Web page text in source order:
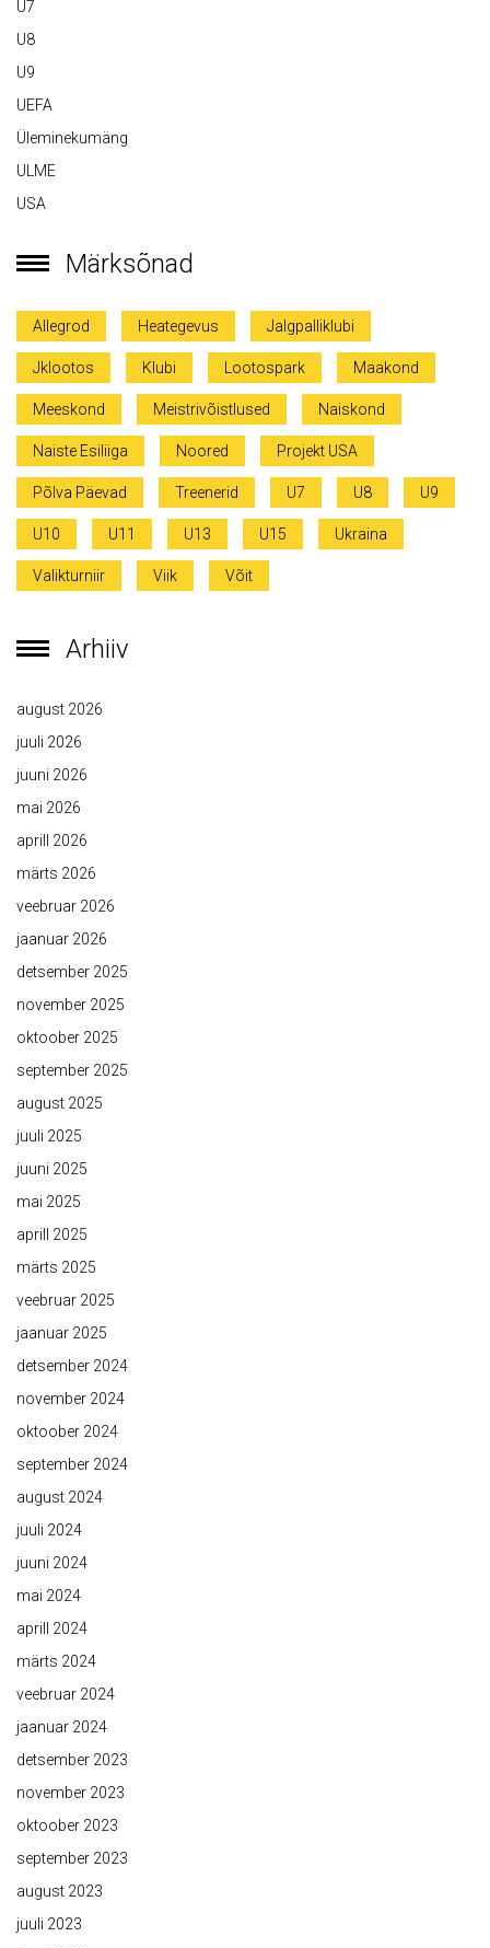
U7
U8
U9
UEFA
Üleminekumäng
ULME
USA
Märksõnad
Allegrod Heategevus Jalgpalliklubi
Jklootos Klubi Lootospark Maakond
Meeskond Meistrivõistlused Naiskond
Naiste Esiliiga Noored Projekt USA
Põlva Päevad Treenerid U7 U8 U9
U10 U11 U13 U15 Ukraina
Valikturniir Viik Võit
Arhiiv
august 2026
juuli 2026
juuni 2026
mai 2026
aprill 2026
märts 2026
veebruar 2026
jaanuar 2026
detsember 2025
november 2025
oktoober 2025
september 2025
august 2025
juuli 2025
juuni 2025
mai 2025
aprill 2025
märts 2025
veebruar 2025
jaanuar 2025
detsember 2024
november 2024
oktoober 2024
september 2024
august 2024
juuli 2024
juuni 2024
mai 2024
aprill 2024
märts 2024
veebruar 2024
jaanuar 2024
detsember 2023
november 2023
oktoober 2023
september 2023
august 2023
juuli 2023